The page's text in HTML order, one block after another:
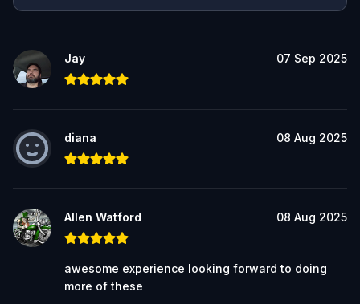
Jay 07 Sep 2025
diana 08 Aug 2025
Allen Watford 08 Aug 2025
awesome experience looking forward to doing
more of these